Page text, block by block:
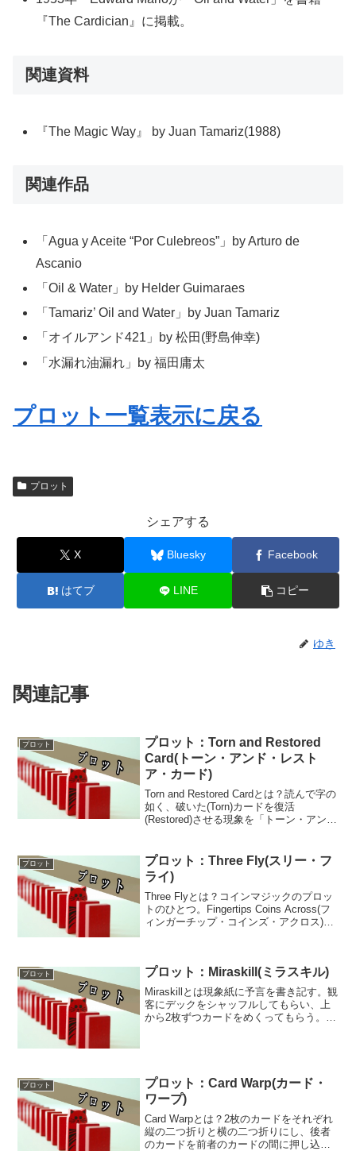
『The Cardician』に掲載。
関連資料
『The Magic Way』 by Juan Tamariz(1988)
関連作品
「Agua y Aceite “Por Culebreos”」by Arturo de
Ascanio
「Oil & Water」by Helder Guimaraes
「Tamariz’ Oil and Water」by Juan Tamariz
「オイルアンド421」by 松田(野島伸幸)
「水漏れ油漏れ」by 福田庸太
プロット一覧表示に戻る
プロット
シェアする
X Bluesky Facebook
はてブ LINE コピー
ゆき
関連記事
プロット
プロット：Torn and Restored
Card(トーン・アンド・レスト
ア・カード)
Torn and Restored Cardとは？読んで字の
如く、破いた(Torn)カードを復活
(Restored)させる現象を「トーン・アン
Restored Ne...
プロット
プロット：Three Fly(スリー・フ
ライ)
Three Flyとは？コインマジックのプロッ
トのひとつ。Fingertips Coins Across(フ
ィンガーチップ・コインズ・アクロス)と
プロット プロット：Miraskill(ミラスキル)
Miraskillとは現象紙に予言を書き記す。観
客にデックをシャッフルしてもらい、上
から2枚ずつカードをめくってもらう。2
プロット
プロット：Card Warp(カード・
ワープ)
Card Warpとは？2枚のカードをそれぞれ
縦の二つ折りと横の二つ折りにし、後者
のカードを前者のカードの間に押し込む